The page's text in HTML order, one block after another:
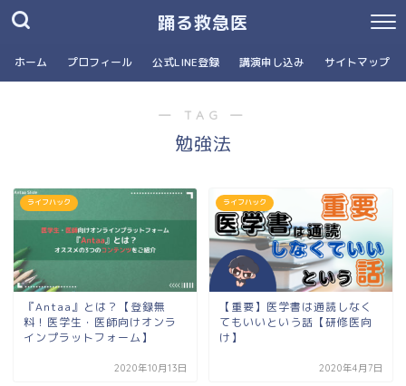
踊る救急医
ホーム プロフィール 公式LINE登録 講演申し込み サイトマップ
― TAG ―
勉強法
ライフハック
『Antaa』とは？【登録無
料！医学生・医師向けオンラ
インプラットフォーム】
2020年10月13日
ライフハック
【重要】医学書は通読しなく
てもいいという話【研修医向
け】
2020年4月7日